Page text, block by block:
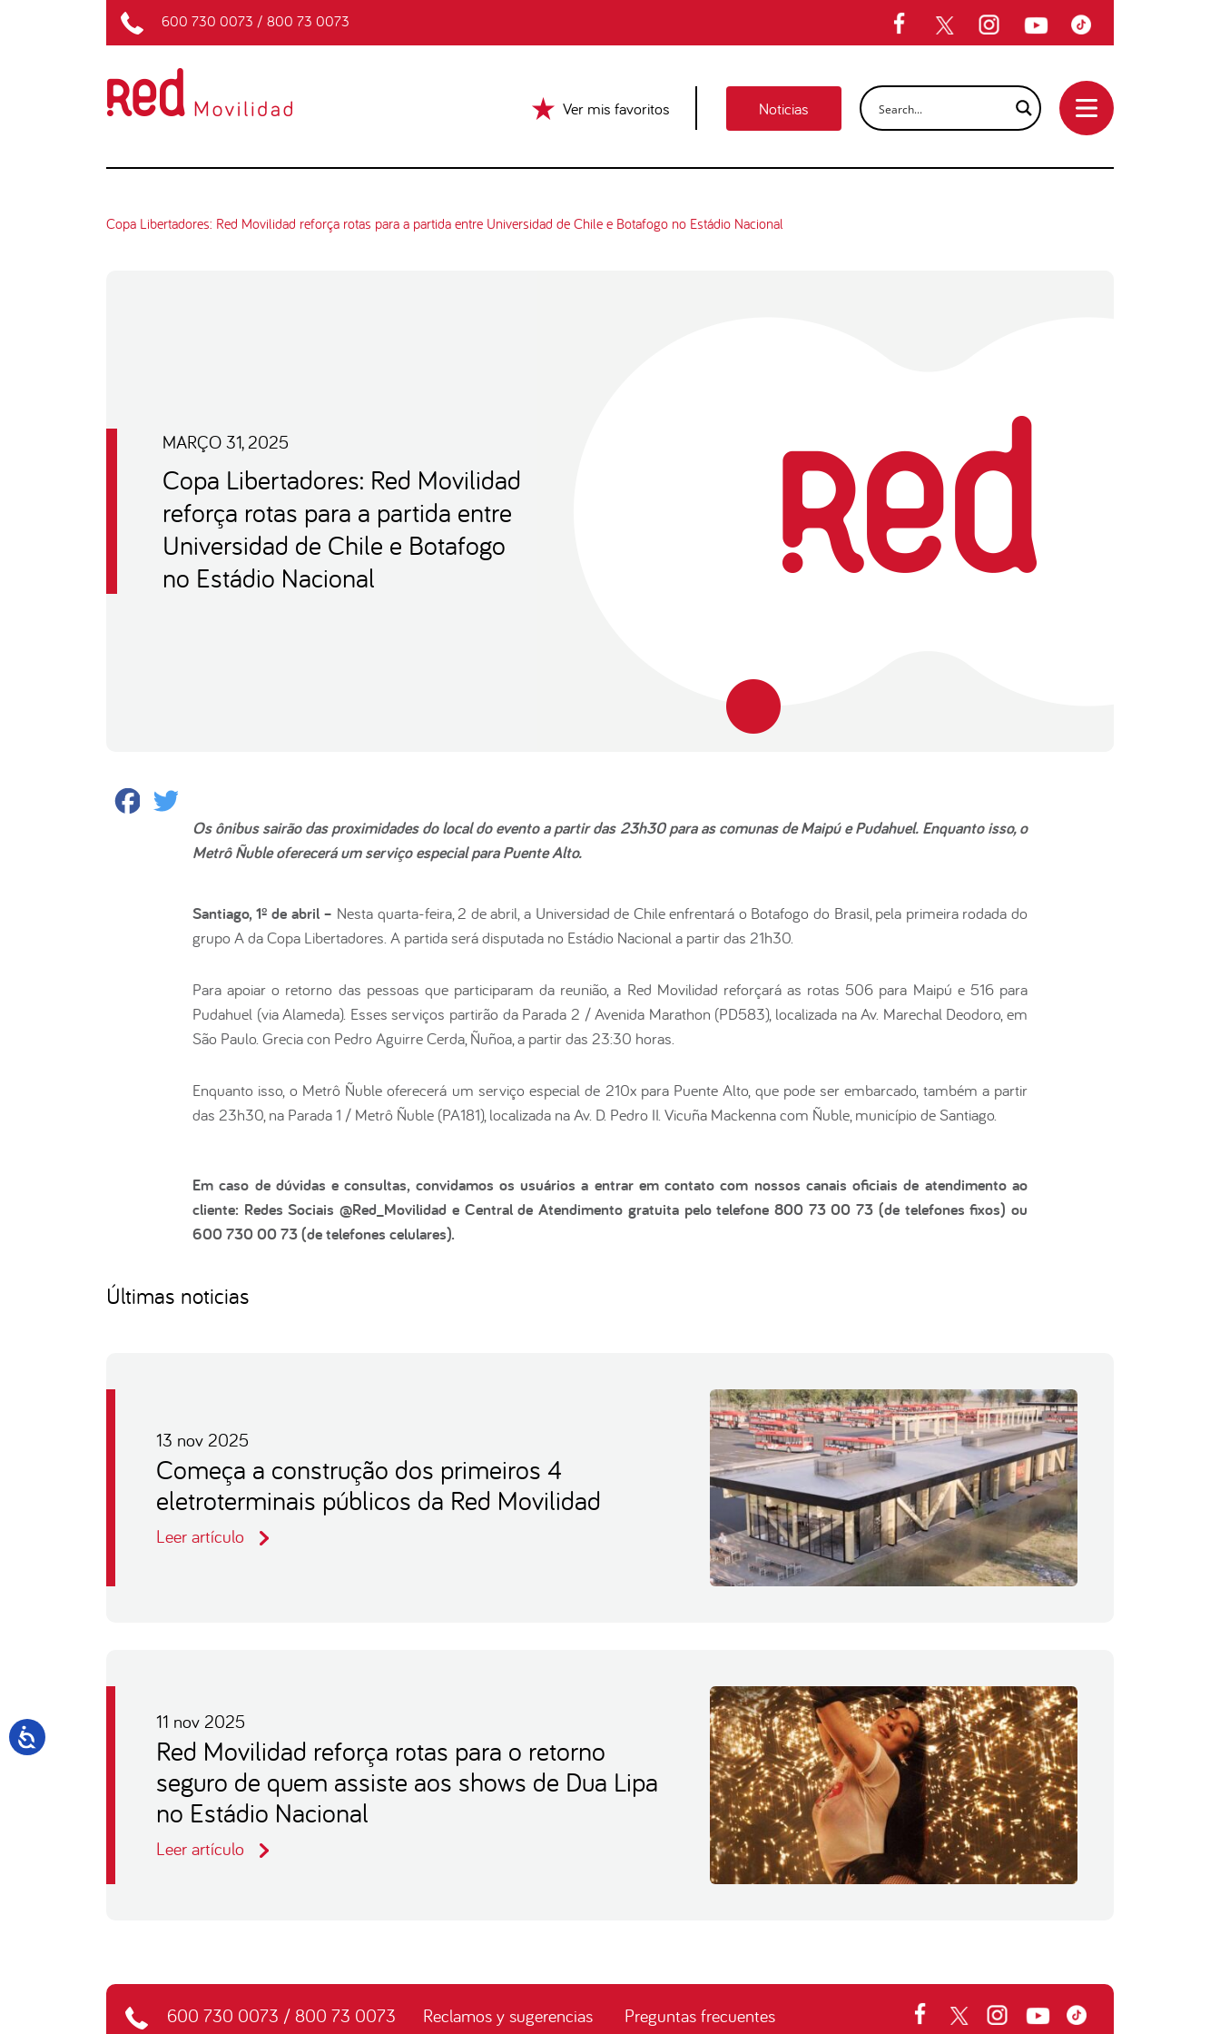
600 730 0073 / 800 73 0073
Ver mis favoritos Noticias
Copa Libertadores: Red Movilidad reforça rotas para a partida entre Universidad de Chile e Botafogo no Estádio Nacional
MARÇO 31, 2025
Copa Libertadores: Red Movilidad
reforça rotas para a partida entre
Universidad de Chile e Botafogo
no Estádio Nacional
Facebook
Os ônibus sairão das proximidades do local do evento a partir das 23h30 para as comunas de Maipú e Pudahuel. Enquanto isso, o
Metrô Ñuble oferecerá um serviço especial para Puente Alto.
Santiago, 1º de abril – Nesta quarta-feira, 2 de abril, a Universidad de Chile enfrentará o Botafogo do Brasil, pela primeira rodada do
grupo A da Copa Libertadores. A partida será disputada no Estádio Nacional a partir das 21h30.
Para apoiar o retorno das pessoas que participaram da reunião, a Red Movilidad reforçará as rotas 506 para Maipú e 516 para
Pudahuel (via Alameda). Esses serviços partirão da Parada 2 / Avenida Marathon (PD583), localizada na Av. Marechal Deodoro, em
São Paulo. Grecia con Pedro Aguirre Cerda, Ñuñoa, a partir das 23:30 horas.
Enquanto isso, o Metrô Ñuble oferecerá um serviço especial de 210x para Puente Alto, que pode ser embarcado, também a partir
das 23h30, na Parada 1 / Metrô Ñuble (PA181), localizada na Av. D. Pedro II. Vicuña Mackenna com Ñuble, município de Santiago.
Em caso de dúvidas e consultas, convidamos os usuários a entrar em contato com nossos canais oficiais de atendimento ao
cliente: Redes Sociais @Red_Movilidad e Central de Atendimento gratuita pelo telefone 800 73 00 73 (de telefones fixos) ou
600 730 00 73 (de telefones celulares).
Últimas noticias
13 nov 2025
Começa a construção dos primeiros 4
eletroterminais públicos da Red Movilidad
Leer artículo
11 nov 2025
Red Movilidad reforça rotas para o retorno
seguro de quem assiste aos shows de Dua Lipa
no Estádio Nacional
Leer artículo
600 730 0073 / 800 73 0073 Reclamos y sugerencias Preguntas frecuentes